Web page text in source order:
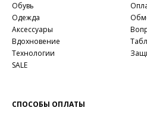
Обувь
Одежда
Аксессуары
Вдохновение
Технологии
SALE
СПОСОБЫ ОПЛАТЫ